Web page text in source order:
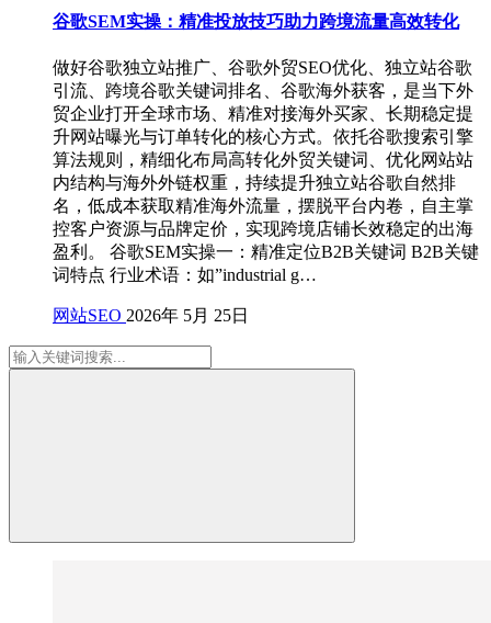
谷歌SEM实操：精准投放技巧助力跨境流量高效转化
做好谷歌独立站推广、谷歌外贸SEO优化、独立站谷歌
引流、跨境谷歌关键词排名、谷歌海外获客，是当下外
贸企业打开全球市场、精准对接海外买家、长期稳定提
升网站曝光与订单转化的核心方式。依托谷歌搜索引擎
算法规则，精细化布局高转化外贸关键词、优化网站站
内结构与海外外链权重，持续提升独立站谷歌自然排
名，低成本获取精准海外流量，摆脱平台内卷，自主掌
控客户资源与品牌定价，实现跨境店铺长效稳定的出海
盈利。 谷歌SEM实操一：精准定位B2B关键词 B2B关键
词特点 行业术语：如”industrial g…
网站SEO 2026年 5月 25日